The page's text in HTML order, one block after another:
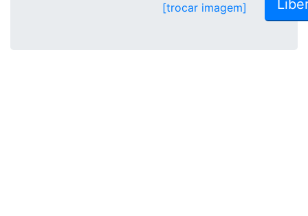
[trocar imagem]